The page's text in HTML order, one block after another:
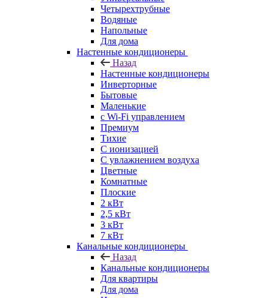
Четырехтрубные
Водяные
Напольные
Для дома
Настенные кондиционеры
Назад
Настенные кондиционеры
Инверторные
Бытовые
Маленькие
с Wi-Fi управлением
Премиум
Тихие
С ионизацией
С увлажнением воздуха
Цветные
Комнатные
Плоские
2 кВт
2,5 кВт
3 кВт
7 кВт
Канальные кондиционеры
Назад
Канальные кондиционеры
Для квартиры
Для дома